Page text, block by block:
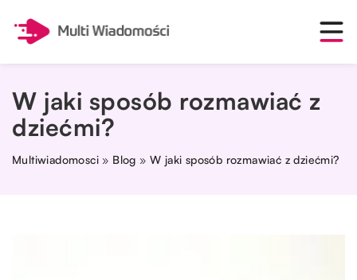
W jaki sposób rozmawiać z
dziećmi?
Multiwiadomosci » Blog »W jaki sposób rozmawiać z dziećmi?